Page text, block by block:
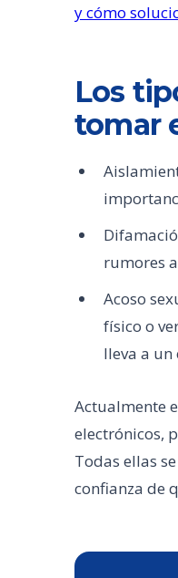
y cómo
Los
tomar
rumores
Acoso
físico o
lleva a
Actualmente
electrónicos,
Todas ellas
confianza de